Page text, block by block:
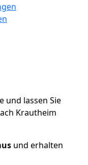
und lassen Sie
Krautheim
und erhalten